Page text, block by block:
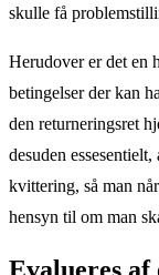
skulle få
Herudover er det en
betingelser der kan
den returneringsret
desuden
kvittering, så man
hensyn til om man